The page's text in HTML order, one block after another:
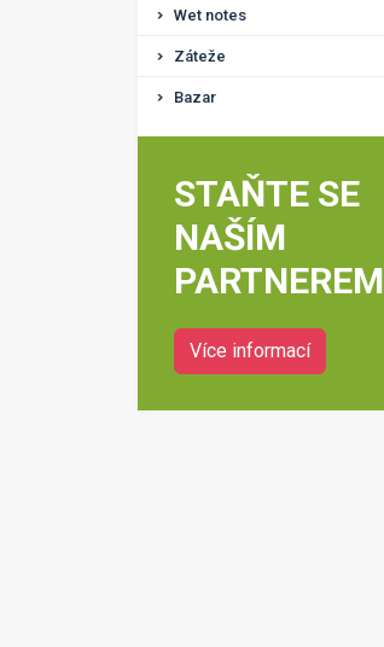
Wet notes
Záteže
Bazar
STAŇTE SE
NAŠÍM
PARTNEREM
Více informací